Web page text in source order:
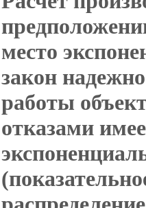
место
закон
работы
отказами